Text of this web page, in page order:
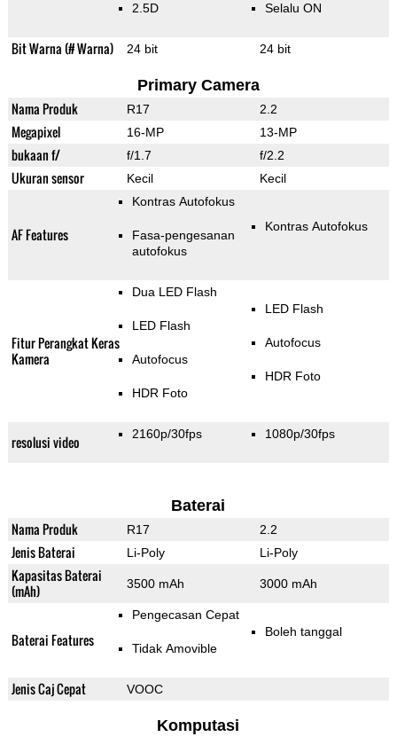
2.5D Selalu ON
Bit Warna (# Warna) 24 bit 24 bit
Primary Camera
Nama Produk R17 2.2
Megapixel 16-MP 13-MP
bukaan f/ f/1.7 f/2.2
Ukuran sensor Kecil Kecil
AF Features
Kontras Autofokus
Fasa-pengesanan
autofokus
Kontras Autofokus
Fitur Perangkat Keras
Kamera
Dua LED Flash
LED Flash
Autofocus
HDR Foto
LED Flash
Autofocus
HDR Foto
resolusi video 2160p/30fps 1080p/30fps
Baterai
Nama Produk R17 2.2
Jenis Baterai Li-Poly Li-Poly
Kapasitas Baterai
(mAh)
3500 mAh 3000 mAh
Baterai Features
Pengecasan Cepat
Tidak Amovible
Boleh tanggal
Jenis Caj Cepat VOOC
Komputasi